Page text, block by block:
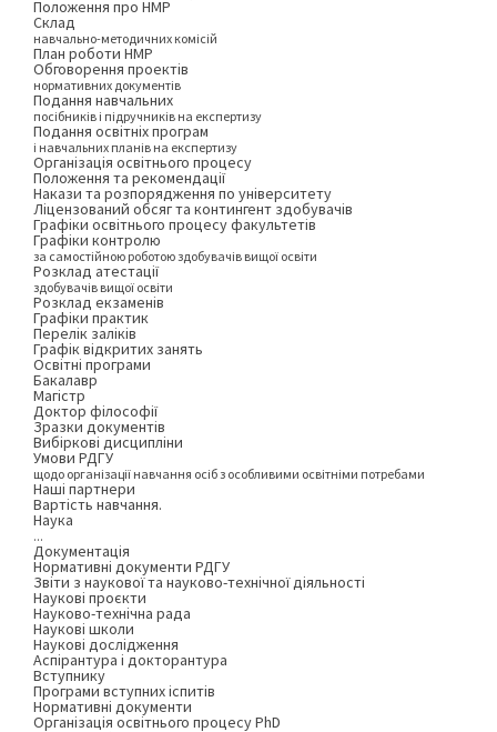
Положення про НМР
Склад
навчально-методичних комісій
План роботи НМР
Обговорення проектів
нормативних документів
Подання навчальних
посібників і підручників на експертизу
Подання освітніх програм
і навчальних планів на експертизу
Організація освітнього процесу
Положення та рекомендації
Накази та розпорядження по університету
Ліцензований обсяг та контингент здобувачів
Графіки освітнього процесу факультетів
Графіки контролю
за самостійною роботою здобувачів вищої освіти
Розклад атестації
здобувачів вищої освіти
Розклад екзаменів
Графіки практик
Перелік заліків
Графік відкритих занять
Освітні програми
Бакалавр
Магістр
Доктор філософії
Зразки документів
Вибіркові дисципліни
Умови РДГУ
щодо організації навчання осіб з особливими освітніми потребами
Наші партнери
Вартість навчання.
Наука
...
Документація
Нормативні документи РДГУ
Звіти з наукової та науково-технічної діяльності
Наукові проєкти
Науково-технічна рада
Наукові школи
Наукові дослідження
Аспірантура і докторантура
Вступнику
Програми вступних іспитів
Нормативні документи
Організація освітнього процесу PhD